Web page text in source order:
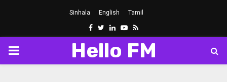
Sinhala English Tamil
Facebook
Twitter
LinkedinYoutube
Rss
PRIMARY
Hello FM